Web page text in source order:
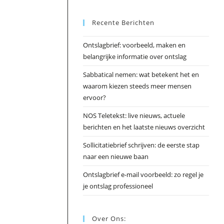
Recente Berichten
Ontslagbrief: voorbeeld, maken en
belangrijke informatie over ontslag
Sabbatical nemen: wat betekent het en
waarom kiezen steeds meer mensen
ervoor?
NOS Teletekst: live nieuws, actuele
berichten en het laatste nieuws overzicht
Sollicitatiebrief schrijven: de eerste stap
naar een nieuwe baan
Ontslagbrief e-mail voorbeeld: zo regel je
je ontslag professioneel
Over Ons: